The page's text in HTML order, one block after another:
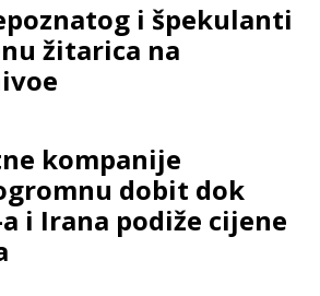
i špekulanti
žitarica na
kompanije
dobit dok
i Irana podiže cijene